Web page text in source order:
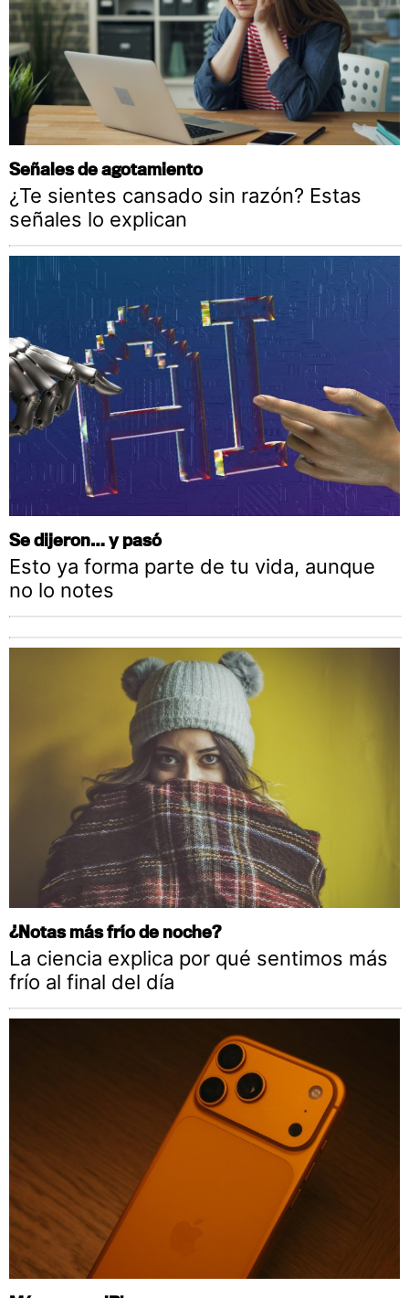
Señales de agotamiento
¿Te sientes cansado sin razón? Estas
señales lo explican
Se dijeron… y pasó
Esto ya forma parte de tu vida, aunque
no lo notes
¿Notas más frío de noche?
La ciencia explica por qué sentimos más
frío al final del día